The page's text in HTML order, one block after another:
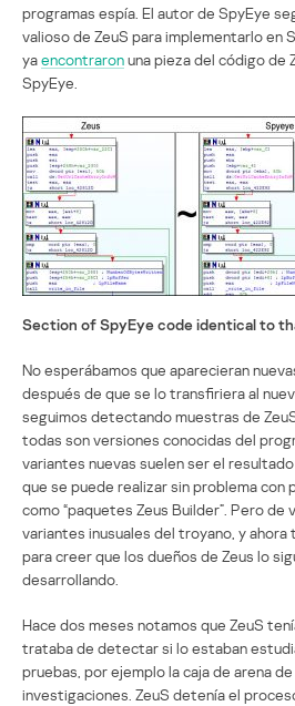
programas espía. El autor de SpyEye
valioso de ZeuS para implementarlo en
yaencontraronuna pieza del código de
SpyEye.
Section of SpyEye code identical to
No esperábamos que aparecieran
después de que se lo transfiriera al
seguimos detectando muestras de
todas son versiones conocidas del
variantes nuevas suelen ser el
que se puede realizar sin problema con
como “paquetes Zeus Builder”. Pero de
variantes inusuales del troyano, y ahora
para creer que los dueños de Zeus lo
desarrollando.
Hace dos meses notamos que ZeuS
trataba de detectar si lo estaban
pruebas, por ejemplo la caja de arena
investigaciones. ZeuS detenía el